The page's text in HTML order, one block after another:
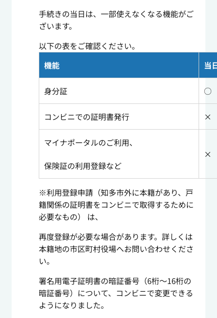
手続きの当日は、一部使えなくなる機能がご
ざいます。
以下の表をご確認ください。
機能
当
身分証 ○
コンビニでの証明書発行 ×
マイナポータルのご利用、
保険証の利用登録など
×
※利用登録申請（知多市外に本籍があり、戸
籍関係の証明書をコンビニで取得するために
必要なもの） は、
再度登録が必要な場合があります。詳しくは
本籍地の市区町村役場へお問い合わせくださ
い。
署名用電子証明書の暗証番号（6桁～16桁の
暗証番号）について、コンビニで変更できる
ようになりました。